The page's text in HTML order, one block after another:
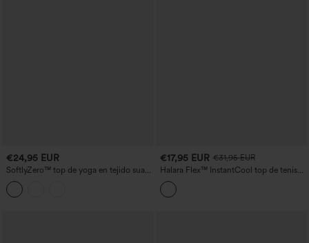
€24,95 EUR
SoftlyZero™ top de yoga en tejido suave
con aberturas para copas DD–F
€17,95 EUR €31,95 EUR
Halara Flex™ InstantCool top de tenis
en denim lavado